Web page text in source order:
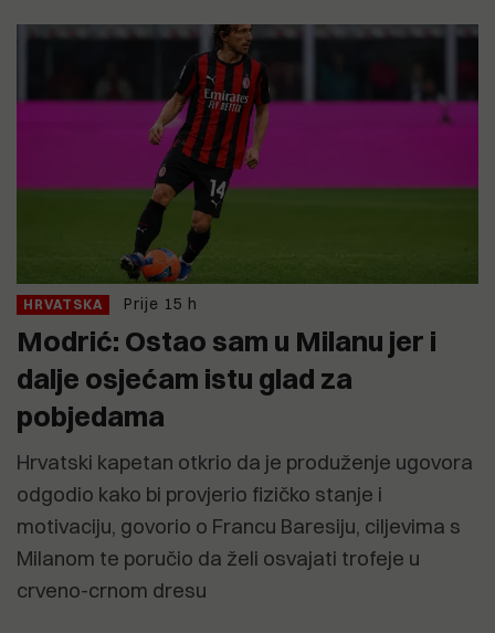
HRVATSKA Prije 15 h
Modrić: Ostao sam u Milanu jer i
dalje osjećam istu glad za
pobjedama
Hrvatski kapetan otkrio da je produženje ugovora
odgodio kako bi provjerio fizičko stanje i
motivaciju, govorio o Francu Baresiju, ciljevima s
Milanom te poručio da želi osvajati trofeje u
crveno-crnom dresu